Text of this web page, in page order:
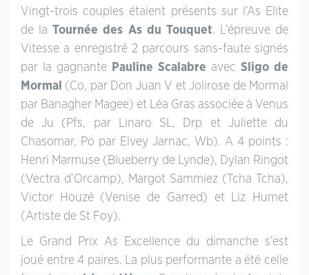
Vingt-trois couples étaient présents sur l’As Elite
de laTournée des As du Touquet. L’épreuve de
Vitesse a enregistré 2 parcours sans-faute signés
par la gagnante
Pauline Scalabre avec Sligo de
Mormal (Co, par Don Juan V et Jolirose de Mormal
par Banagher Magee) et Léa Gras associée à Venus
de Ju (Pfs, par Linaro SL, Drp et Juliette du
Chasomar, Po par Elvey Jarnac, Wb). A 4 points :
Henri Marmuse (Blueberry de Lynde), Dylan Ringot
(Vectra d’Orcamp), Margot Sammiez (Tcha Tcha),
Victor Houzé (Venise de Garred) et Liz Humet
(Artiste de St Foy).
Le Grand Prix As Excellence du dimanche s’est
joué entre 4 paires. La plus performante a été celle